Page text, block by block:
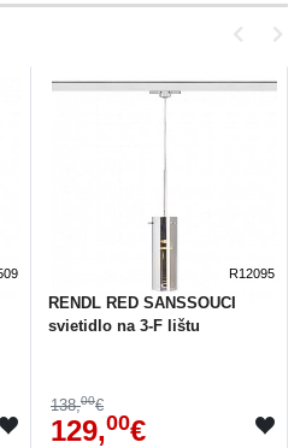
R12095
RENDL RED SANSSOUCI
svietidlo na 3-F lištu
138,00€
129,00€